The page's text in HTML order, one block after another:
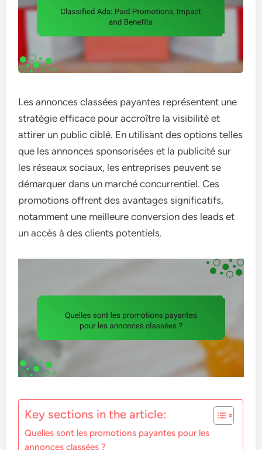
Les annonces classées payantes représentent une
stratégie efficace pour accroître la visibilité et
attirer un public ciblé. En utilisant des options telles
que les annonces sponsorisées et la publicité sur
les réseaux sociaux, les entreprises peuvent se
démarquer dans un marché concurrentiel. Ces
promotions offrent des avantages significatifs,
notamment une meilleure conversion des leads et
un accès à des clients potentiels.
Key sections in the article:
Quelles sont les promotions payantes pour les
annonces classées ?